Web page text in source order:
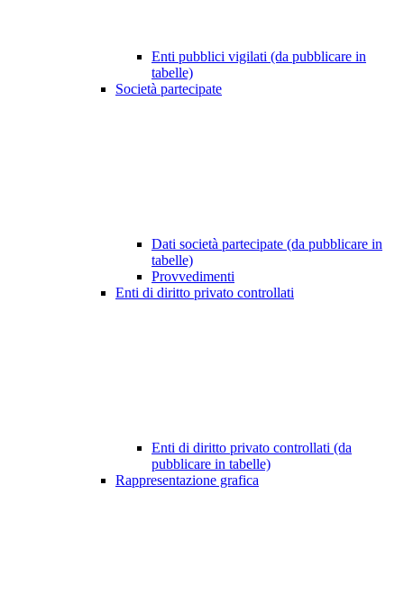
Enti pubblici vigilati (da pubblicare in
tabelle)
Società partecipate
Dati società partecipate (da pubblicare in
tabelle)
Provvedimenti
Enti di diritto privato controllati
Enti di diritto privato controllati (da
pubblicare in tabelle)
Rappresentazione grafica